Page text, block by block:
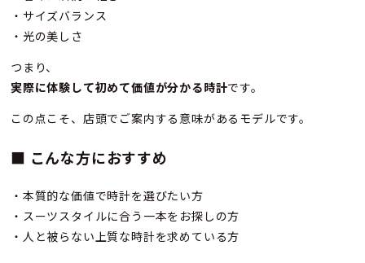
・サイズバランス
・光の美しさ
つまり、
実際に体験して初めて価値が分かる時計です。
この点こそ、店頭でご案内する意味があるモデルです。
■ こんな方におすすめ
・本質的な価値で時計を選びたい方
・スーツスタイルに合う一本をお探しの方
・人と被らない上質な時計を求めている方